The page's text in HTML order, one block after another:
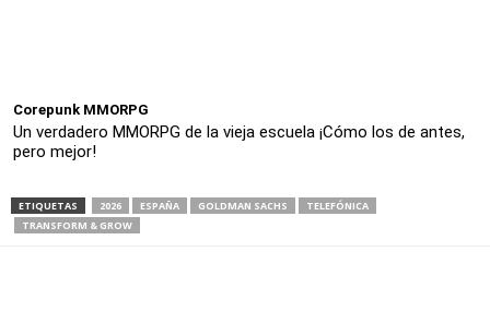
Corepunk MMORPG
Un verdadero MMORPG de la vieja escuela ¡Cómo los de antes,
pero mejor!
ETIQUETAS 2026 ESPAÑA GOLDMAN SACHS
TELEFÓNICA
TRANSFORM & GROW